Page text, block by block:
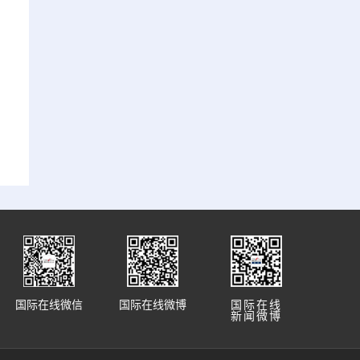
国际在线
新闻微博
国际在线微博
国际在线微信